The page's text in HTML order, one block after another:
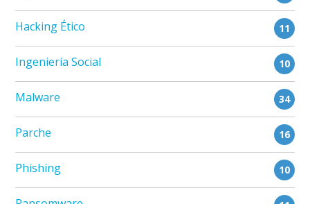
Hacking Ético 11
Ingeniería Social 10
Malware 34
Parche 16
Phishing 10